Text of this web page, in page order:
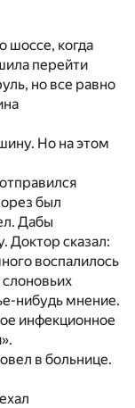
шоссе, когда
перейти
но все равно
Но на этом
был
Дабы
Доктор сказал:
воспалилось
нибудь мнение.
инфекционное
в больнице.